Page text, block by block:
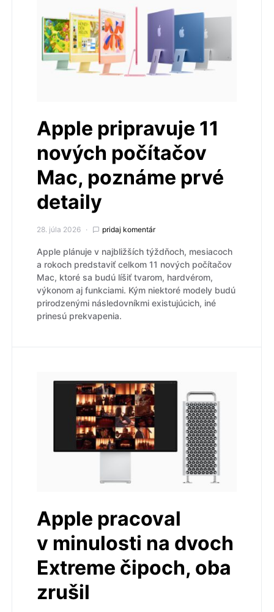
Apple pripravuje 11
nových počítačov
Mac, poznáme prvé
detaily
28. júla 2026 pridaj komentár
Apple plánuje v najbližších týždňoch, mesiacoch
a rokoch predstaviť celkom 11 nových počítačov
Mac, ktoré sa budú líšiť tvarom, hardvérom,
výkonom aj funkciami. Kým niektoré modely budú
prirodzenými následovníkmi existujúcich, iné
prinesú prekvapenia.
Apple pracoval
v minulosti na dvoch
Extreme čipoch, oba
zrušil